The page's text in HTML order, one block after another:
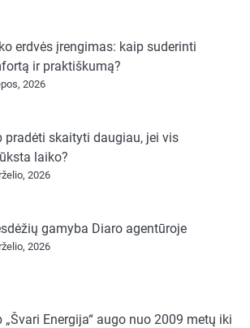
erdvės įrengimas: kaip suderinti
ir praktiškumą?
2026
pradėti skaityti daugiau, jei vis
laiko?
2026
gamyba Diaro agentūroje
2026
„Švari Energija“ augo nuo 2009 metų iki